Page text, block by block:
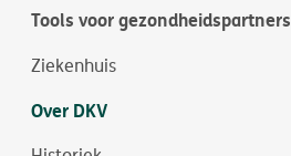
Tools voor gezondheidspartners
Ziekenhuis
Over DKV